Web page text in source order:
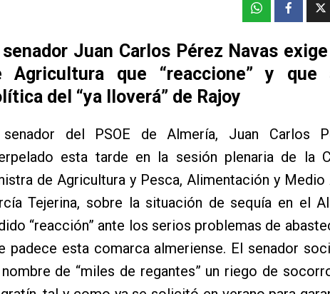
senador Juan Carlos Pérez Navas
Agricultura que “reaccione” y que
del “ya lloverá” de Rajoy
del PSOE de Almería, Juan Carlos
esta tarde en la sesión plenaria de la
de Agricultura y Pesca, Alimentación y Medio
Tejerina, sobre la situación de sequía en el
“reacción” ante los serios problemas de
padece esta comarca almeriense. El senador
de “miles de regantes” un riego de